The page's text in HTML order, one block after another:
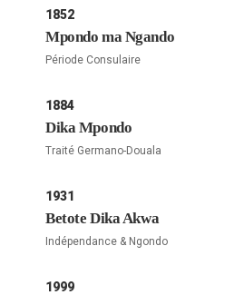
1852
Mpondo ma Ngando
Période Consulaire
1884
Dika Mpondo
Traité Germano-Douala
1931
Betote Dika Akwa
Indépendance & Ngondo
1999